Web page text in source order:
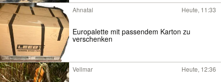
Ahnatal Heute, 11:33
Europalette mit passendem Karton zu
verschenken
Vellmar Heute, 12:36